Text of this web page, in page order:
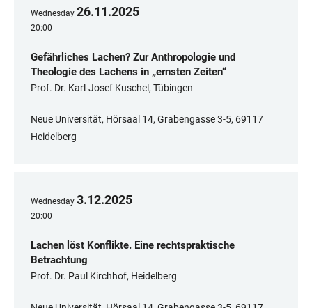
Wednesday 26.11.2025
20:00
Gefährliches Lachen? Zur Anthropologie und
Theologie des Lachens in „ernsten Zeiten“
Prof. Dr. Karl-Josef Kuschel, Tübingen
Neue Universität, Hörsaal 14, Grabengasse 3-5, 69117
Heidelberg
Wednesday 3.12.2025
20:00
Lachen löst Konflikte. Eine rechtspraktische
Betrachtung
Prof. Dr. Paul Kirchhof, Heidelberg